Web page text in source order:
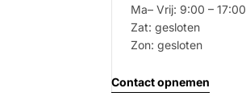
Ma– Vrij: 9:00 – 17:00
Zat: gesloten
Zon: gesloten
Contact opnemen